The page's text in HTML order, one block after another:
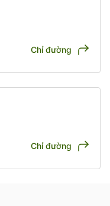
Chỉ đường
Chỉ đường